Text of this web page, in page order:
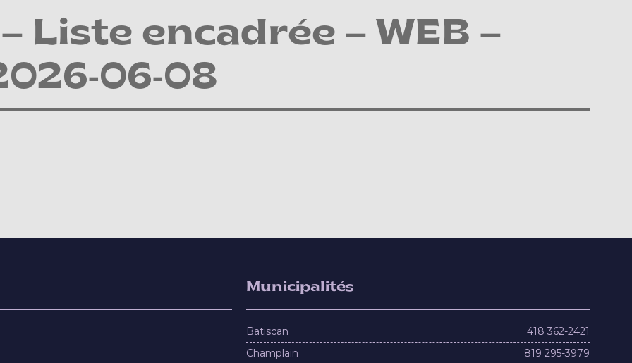
Liste encadrée – WEB –
06-08
Municipalités
Batiscan
418 362-2421
Champlain
819 295-3979